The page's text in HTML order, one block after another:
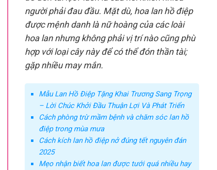
người phải đau đầu. Mặt dù, hoa lan hồ điệp
được mệnh danh là nữ hoàng của các loài
hoa lan nhưng không phải vị trí nào cũng phù
hợp với loại cây này để có thể đón thần tài;
gặp nhiều may mắn.
Mẫu Lan Hồ Điệp Tặng Khai Trương Sang Trọng
– Lời Chúc Khởi Đầu Thuận Lợi Và Phát Triển
Cách phòng trừ mầm bệnh và chăm sóc lan hồ
điệp trong mùa mưa
Cách kích lan hồ điệp nở đúng tết nguyên đán
2025
Mẹo nhận biết hoa lan được tưới quá nhiều hay